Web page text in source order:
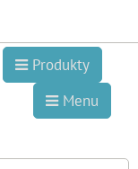
Produkty
Menu